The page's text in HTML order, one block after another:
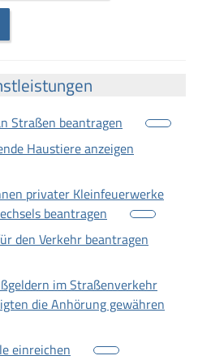
Straßen beantragen
Haustiere anzeigen
privater Kleinfeuerwerke
beantragen
den Verkehr beantragen
im Straßenverkehr
die Anhörung gewähren
einreichen